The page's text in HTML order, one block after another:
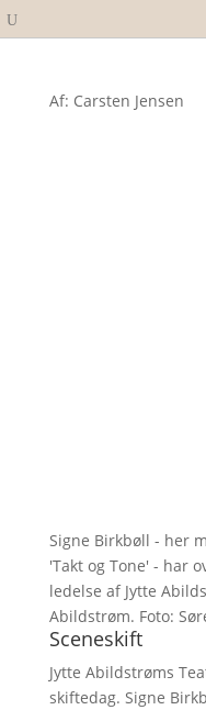
Af: Carsten Jensen
Signe Birkbøll - her
'Takt og Tone' - har
ledelse af Jytte
Abildstrøm. Foto:
Sceneskift
Jytte Abildstrøms
skiftedag. Signe